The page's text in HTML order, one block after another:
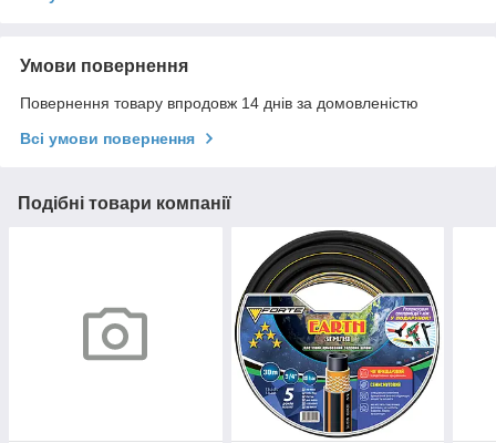
Умови повернення
Повернення товару впродовж 14 днів за домовленістю
Всі умови повернення
Подібні товари компанії